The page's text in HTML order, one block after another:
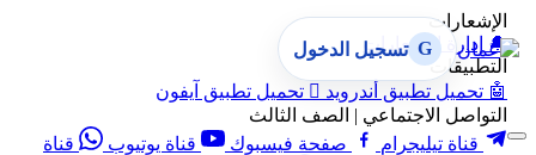
الإشعارات
🔔 إدارة الإشعارات
التطبيقات
🤖 تحميل تطبيق أندرويد  تحميل تطبيق آيفون
التواصل الاجتماعي | الصف الثالث
قناة تيليجرام
صفحة فيسبوك قناة يوتيوب
قناة
G تسجيل الدخول